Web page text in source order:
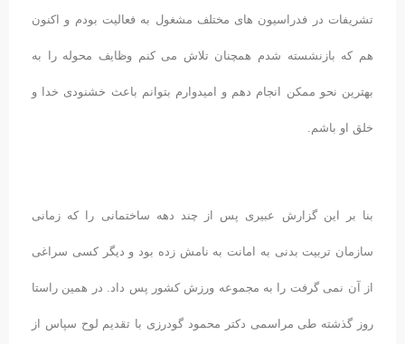
تشریفات در فدراسیون های مختلف مشغول به فعالیت بودم و اکنون
هم که بازنشسته شدم همچنان تلاش می کنم وظایف محوله را به
بهترین نحو ممکن انجام دهم و امیدوارم بتوانم باعث خشنودی خدا و
خلق او باشم.
بنا بر این گزارش عبیری پس از چند دهه ساختمانی را که زمانی
سازمان تربیت بدنی به امانت به نامش زده بود و دیگر کسی سراغی
از آن نمی گرفت را به مجموعه ورزش کشور پس داد. در همین راستا
روز گذشته طی مراسمی دکتر محمود گودرزی با تقدیم لوح سپاس از